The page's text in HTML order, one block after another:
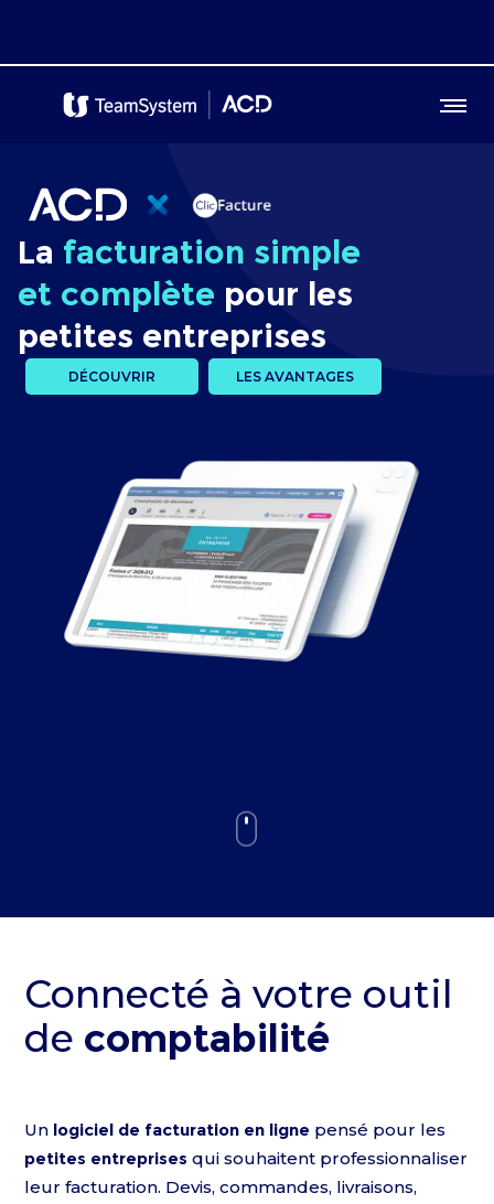
DÉCOUVRIR
La facturation simple
et complète pour les
petites entreprises
LES AVANTAGES
Connecté à votre outil
de comptabilité
Un logiciel de facturation en ligne pensé pour les
petites entreprises qui souhaitent professionnaliser
leur facturation. Devis, commandes, livraisons,